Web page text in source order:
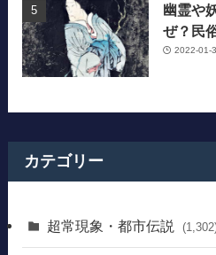
幽霊や
ぜ？民
2022-01-
カテゴリー
超常現象・都市伝説